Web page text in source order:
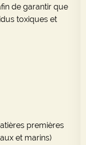
de garantir que
toxiques et
premières
et marins)